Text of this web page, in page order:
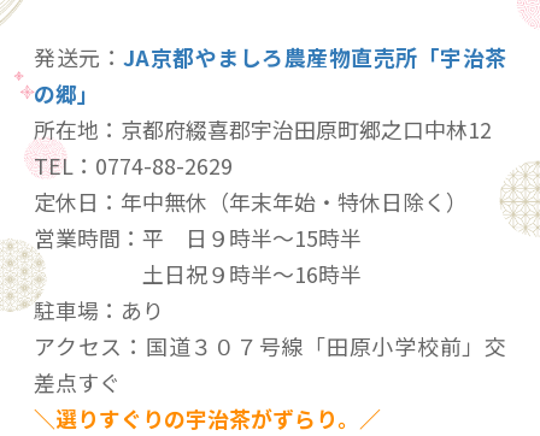
発送元： JA京都やましろ農産物直売所「宇治茶
の郷」
所在地：京都府綴喜郡宇治田原町郷之口中林12
TEL：0774-88-2629
定休日：年中無休（年末年始・特休日除く）
営業時間：平 日９時半～15時半
土日祝９時半～16時半
駐車場：あり
アクセス：国道３０７号線「田原小学校前」交
差点すぐ
＼選りすぐりの宇治茶がずらり。／